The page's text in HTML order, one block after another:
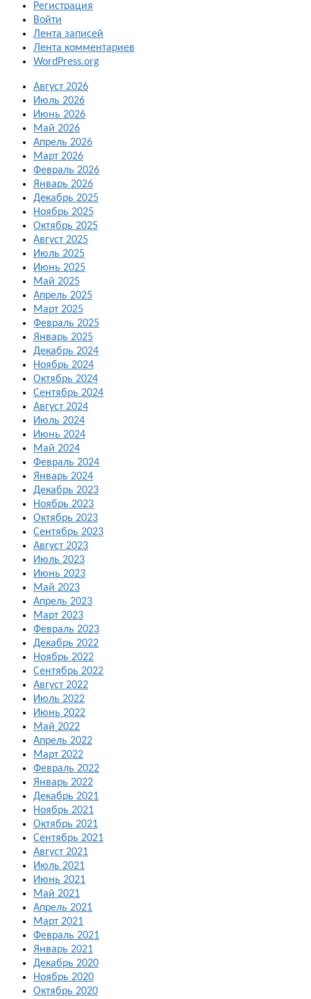
Регистрация
Войти
Лента записей
Лента комментариев
WordPress.org
Август 2026
Июль 2026
Июнь 2026
Май 2026
Апрель 2026
Март 2026
Февраль 2026
Январь 2026
Декабрь 2025
Ноябрь 2025
Октябрь 2025
Август 2025
Июль 2025
Июнь 2025
Май 2025
Апрель 2025
Март 2025
Февраль 2025
Январь 2025
Декабрь 2024
Ноябрь 2024
Октябрь 2024
Сентябрь 2024
Август 2024
Июль 2024
Июнь 2024
Май 2024
Февраль 2024
Январь 2024
Декабрь 2023
Ноябрь 2023
Октябрь 2023
Сентябрь 2023
Август 2023
Июль 2023
Июнь 2023
Май 2023
Апрель 2023
Март 2023
Февраль 2023
Декабрь 2022
Ноябрь 2022
Сентябрь 2022
Август 2022
Июль 2022
Июнь 2022
Май 2022
Апрель 2022
Март 2022
Февраль 2022
Январь 2022
Декабрь 2021
Ноябрь 2021
Октябрь 2021
Сентябрь 2021
Август 2021
Июль 2021
Июнь 2021
Май 2021
Апрель 2021
Март 2021
Февраль 2021
Январь 2021
Декабрь 2020
Ноябрь 2020
Октябрь 2020